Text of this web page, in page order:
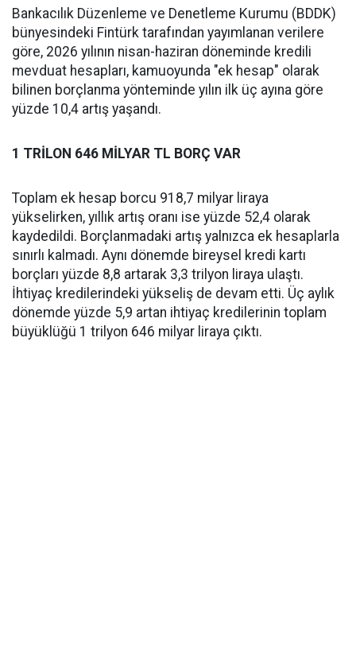
Bankacılık Düzenleme ve Denetleme Kurumu (BDDK)
bünyesindeki Fintürk tarafından yayımlanan verilere
göre, 2026 yılının nisan-haziran döneminde kredili
mevduat hesapları, kamuoyunda "ek hesap" olarak
bilinen borçlanma yönteminde yılın ilk üç ayına göre
yüzde 10,4 artış yaşandı.
1 TRİLON 646 MİLYAR TL BORÇ VAR
Toplam ek hesap borcu 918,7 milyar liraya
yükselirken, yıllık artış oranı ise yüzde 52,4 olarak
kaydedildi. Borçlanmadaki artış yalnızca ek hesaplarla
sınırlı kalmadı. Aynı dönemde bireysel kredi kartı
borçları yüzde 8,8 artarak 3,3 trilyon liraya ulaştı.
İhtiyaç kredilerindeki yükseliş de devam etti. Üç aylık
dönemde yüzde 5,9 artan ihtiyaç kredilerinin toplam
büyüklüğü 1 trilyon 646 milyar liraya çıktı.